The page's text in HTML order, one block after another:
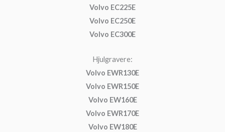
Volvo EC225E
Volvo EC250E
Volvo EC300E
Hjulgravere:
Volvo EWR130E
Volvo EWR150E
Volvo EW160E
Volvo EWR170E
Volvo EW180E